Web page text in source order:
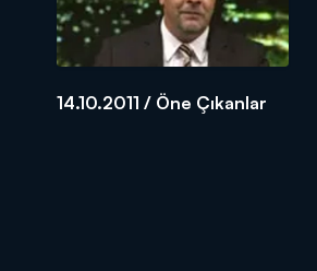
14.10.2011 / Öne Çıkanlar